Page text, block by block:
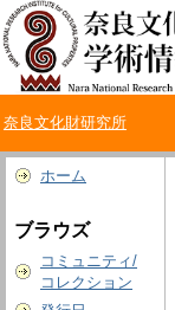
奈良文化財研究所
ホーム
ブラウズ
コミュニティ/
コレクション